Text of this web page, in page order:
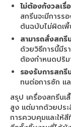
ไม่ต้องกังวลเ
สกรีนจะมีการร
ต้นฉบับไม่ผิดเพี้
สามารถสั่งสกรี
ด้วยวิธีการนี้มีร
ต้องกำหนดปริ
รองรับการสกรี
ทนต่อการซัก แ
สรุป เครื่องสกรีนเ
สูง แต่มากด้วยปร
การควบคุมและให้